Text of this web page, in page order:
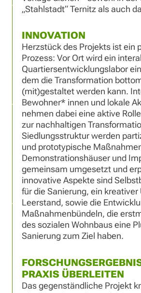
„Stahlstadt“ Ternitz als auch
INNOVATION
Herzstück des Projekts ist ein
Prozess: Vor Ort wird ein
Quartiersentwicklungslabor
dem die Transformation
(mit)gestaltet werden kann.
Bewohner* innen und lokale
nehmen dabei eine aktive
zur nachhaltigen
Siedlungsstruktur werden
und prototypische
Demonstrationshäuser und
gemeinsam umgesetzt und
innovative Aspekte sind
für die Sanierung, ein
Leerstand, sowie die
Maßnahmenbündeln, die
des sozialen Wohnbaus eine
Sanierung zum Ziel haben.
PRAXIS ÜBERLEITEN
Das gegenständliche Projekt